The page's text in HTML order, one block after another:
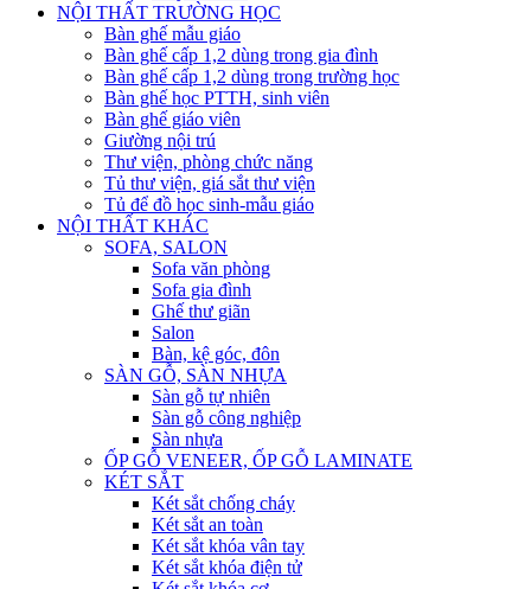
NỘI THẤT TRƯỜNG HỌC
Bàn ghế mẫu giáo
Bàn ghế cấp 1,2 dùng trong gia đình
Bàn ghế cấp 1,2 dùng trong trường học
Bàn ghế học PTTH, sinh viên
Bàn ghế giáo viên
Giường nội trú
Thư viện, phòng chức năng
Tủ thư viện, giá sắt thư viện
Tủ để đồ học sinh-mẫu giáo
NỘI THẤT KHÁC
SOFA, SALON
Sofa văn phòng
Sofa gia đình
Ghế thư giãn
Salon
Bàn, kệ góc, đôn
SÀN GỖ, SÀN NHỰA
Sàn gỗ tự nhiên
Sàn gỗ công nghiệp
Sàn nhựa
ỐP GỖ VENEER, ỐP GỖ LAMINATE
KÉT SẮT
Két sắt chống cháy
Két sắt an toàn
Két sắt khóa vân tay
Két sắt khóa điện tử